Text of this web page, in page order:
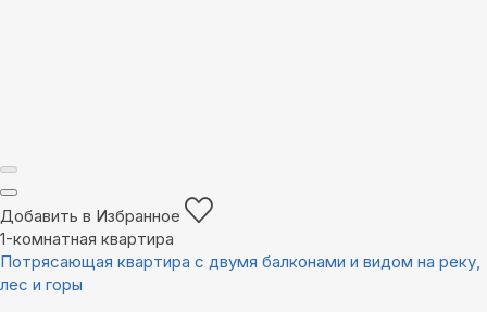
Добавить в Избранное
1-комнатная квартира
Потрясающая квартира с двумя балконами и видом на реку,
лес и горы